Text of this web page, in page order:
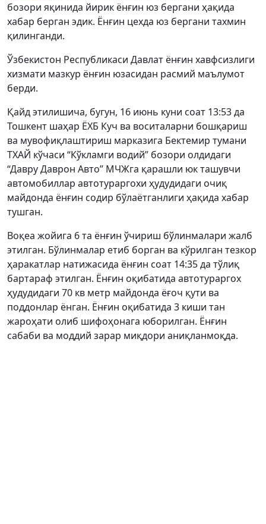
бозори яқинида йирик ёнғин юз бергани ҳақида
хабар берган эдик. Ёнғин цехда юз бергани тахмин
қилинганди.
Ўзбекистон Республикаси Давлат ёнғин хавфсизлиги
хизмати мазкур ёнғин юзасидан расмий маълумот
берди.
Қайд этилишича, бугун, 16 июнь куни соат 13:53 да
Тошкент шаҳар ЁХБ Куч ва воситаларни бошқариш
ва мувофиқлаштириш марказига Бектемир тумани
ТХАЙ кўчаси “Кўкламги водий” бозори олдидаги
“Давру Даврон Авто” МЧЖга қарашли юк ташувчи
автомобиллар автотураргохи ҳудудидаги очиқ
майдонда ёнғин содир бўлаётганлиги ҳақида хабар
тушган.
Воқеа жойига 6 та ёнғин ўчириш бўлинмалари жалб
этилган. Бўлинмалар етиб борган ва кўрилган тезкор
ҳаракатлар натижасида ёнғин соат 14:35 да тўлиқ
бартараф этилган. Ёнғин оқибатида автотураргох
ҳудудидаги 70 кв метр майдонда ёғоч қути ва
поддонлар ёнган. Ёнғин оқибатида 3 киши тан
жароҳати олиб шифоҳонага юборилган. Ёнғин
сабаби ва моддий зарар миқдори аниқланмоқда.